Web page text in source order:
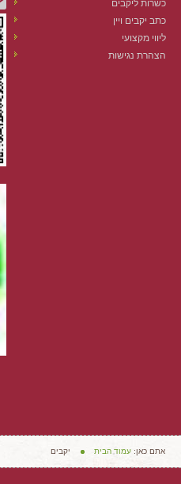
כשרות ליקבים
כתב יקבים ויין
ליווי מקצועי
הצהרת נגישות
אתם כאן: עמוד הבית יקבים